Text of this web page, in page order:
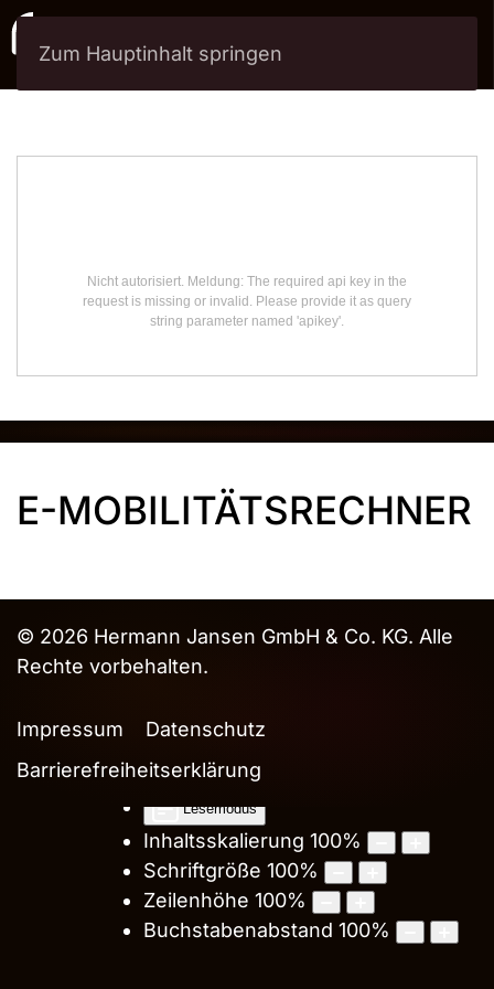
Farben umkehren
Monochrom
Heller Kontrast
Niedrige Sättigung
Hohe Sättigung
Überschriften hervorheben
Bildschirmleser
Lesemodus
Inhaltsskalierung 100%
Schriftgröße 100%
Zeilenhöhe 100%
Buchstabenabstand 100%
Zum Hauptinhalt springen
Nicht autorisiert. Meldung: The required api key in the
request is missing or invalid. Please provide it as query
string parameter named 'apikey'.
E-MOBILITÄTSRECHNER
© 2026 Hermann Jansen GmbH & Co. KG. Alle
Rechte vorbehalten.
Impressum
Datenschutz
Barrierefreiheitserklärung